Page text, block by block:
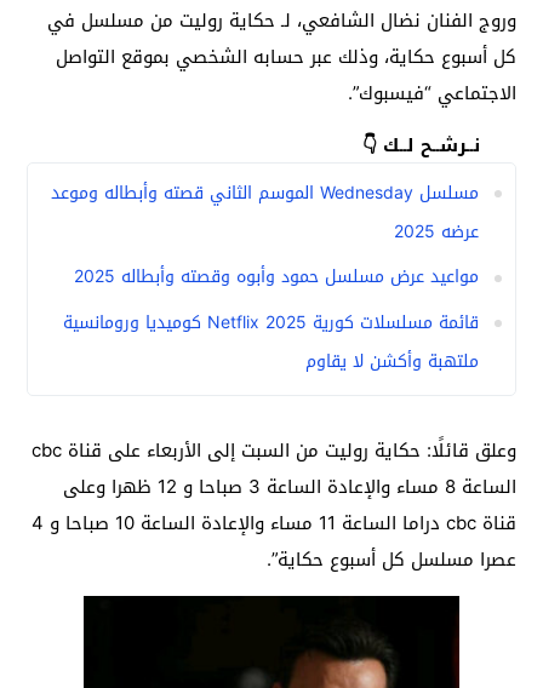
وروج الفنان نضال الشافعي، لـ حكاية روليت من مسلسل في
كل أسبوع حكاية، وذلك عبر حسابه الشخصي بموقع التواصل
الاجتماعي “فيسبوك”.
نــرشــح لــك 👇
مسلسل Wednesday الموسم الثاني قصته وأبطاله وموعد
عرضه 2025
مواعيد عرض مسلسل حمود وأبوه وقصته وأبطاله 2025
قائمة مسلسلات كورية 2025 Netflix كوميديا ورومانسية
ملتهبة وأكشن لا يقاوم
وعلق قائلًا: حكاية روليت من السبت إلى الأربعاء على قناة cbc
الساعة 8 مساء والإعادة الساعة 3 صباحا و 12 ظهرا وعلى
قناة cbc دراما الساعة 11 مساء والإعادة الساعة 10 صباحا و 4
عصرا مسلسل كل أسبوع حكاية”.